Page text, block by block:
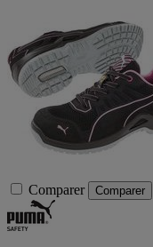
Comparer Comparer